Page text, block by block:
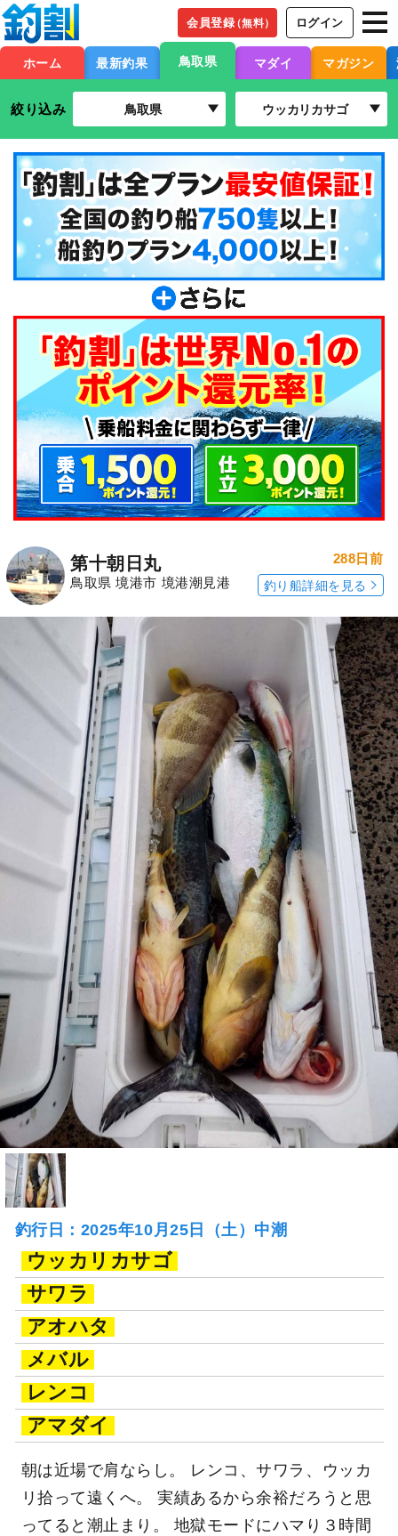
会員登録（無料） ログイン
ホーム 最新釣果 鳥取県 マダイ マガジン
絞り込み 鳥取県 ウッカリカサゴ
第十朝日丸
鳥取県 境港市 境港潮見港
288日前
釣り船詳細を見る
釣行日：2025年10月25日（土）中潮
ウッカリカサゴ
サワラ
アオハタ
メバル
レンコ
アマダイ
朝は近場で肩ならし。 レンコ、サワラ、ウッカ
リ拾って遠くへ。 実績あるから余裕だろうと思
ってると潮止まり。 地獄モードにハマり３時間